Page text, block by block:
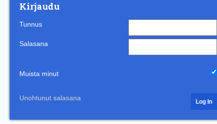
Kirjaudu
Tunnus
Salasana
Muista minut
Unohtunut salasana